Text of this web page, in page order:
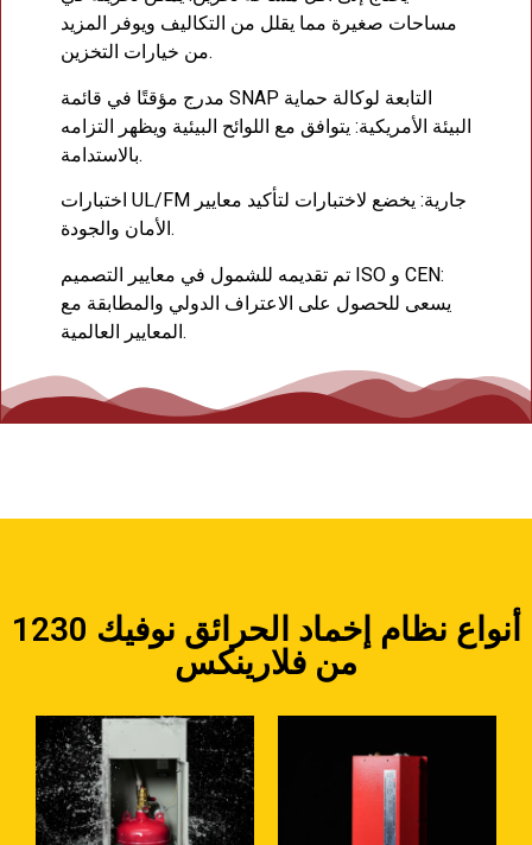
مساحات صغيرة مما يقلل من التكاليف ويوفر المزيد
من خيارات التخزين.
مدرج مؤقتًا في قائمة SNAP التابعة لوكالة حماية
البيئة الأمريكية: يتوافق مع اللوائح البيئية ويظهر التزامه
بالاستدامة.
اختبارات UL/FM جارية: يخضع لاختبارات لتأكيد معايير
الأمان والجودة.
تم تقديمه للشمول في معايير التصميم ISO و CEN:
يسعى للحصول على الاعتراف الدولي والمطابقة مع
المعايير العالمية.
أنواع نظام إخماد الحرائق نوفيك 1230
من فلارينكس